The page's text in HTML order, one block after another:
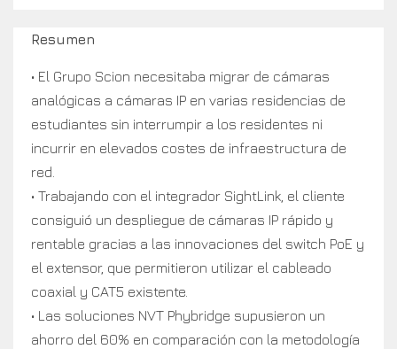
Resumen
• El Grupo Scion necesitaba migrar de cámaras
analógicas a cámaras IP en varias residencias de
estudiantes sin interrumpir a los residentes ni
incurrir en elevados costes de infraestructura de
red.
• Trabajando con el integrador SightLink, el cliente
consiguió un despliegue de cámaras IP rápido y
rentable gracias a las innovaciones del switch PoE y
el extensor, que permitieron utilizar el cableado
coaxial y CAT5 existente.
• Las soluciones NVT Phybridge supusieron un
ahorro del 60% en comparación con la metodología